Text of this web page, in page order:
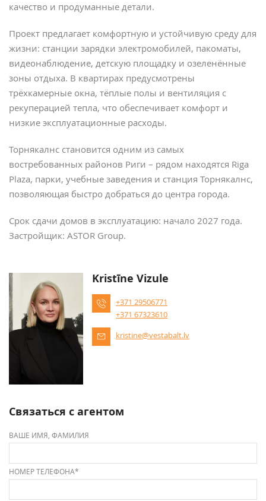
качество и продуманные детали.
Проект предлагает комфортную и устойчивую среду для
жизни: станции зарядки электромобилей, пакоматы,
видеонаблюдение, детскую площадку и озеленённые
зоны отдыха. В квартирах предусмотрены
трёхкамерные окна, тёплые полы и вентиляция с
рекуперацией тепла, что обеспечивает комфорт и
низкие эксплуатационные расходы.
Торнякалнс становится одним из самых
востребованных районов Риги – рядом находятся Riga
Plaza, парки, учебные заведения и станция Торнякалнс,
позволяющая быстро добраться до центра города.
Срок сдачи домов в эксплуатацию: начало 2027 года.
Застройщик: ASTOR Group.
Kristīne Vizule
+371 29506771
+371 67323610
kristine@vestabalt.lv
Связаться с агентом
ВАШЕ ИМЯ, ФАМИЛИЯ
НОМЕР ТЕЛЕФОНА*